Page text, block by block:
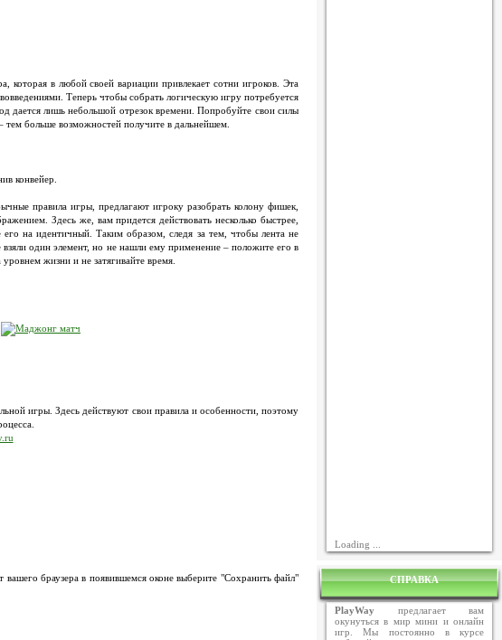
которая в любой своей вариации привлекает сотни игроков. Эта
Теперь чтобы собрать логическую игру потребуется
дается лишь небольшой отрезок времени. Попробуйте свои силы
больше возможностей получите в дальнейшем.
конвейер.
правила игры, предлагают игроку разобрать колону фишек,
Здесь же, вам придется действовать несколько быстрее,
на идентичный. Таким образом, следя за тем, чтобы лента не
один элемент, но не нашли ему применение – положите его в
жизни и не затягивайте время.
игры. Здесь действуют свои правила и особенности, поэтому
браузера в появившемся оконе выберите "Сохранить файл"
Loading ...
СПРАВКА
PlayWay предлагает вам
окунуться в мир мини и онлайн
игр. Мы постоянно в курсе